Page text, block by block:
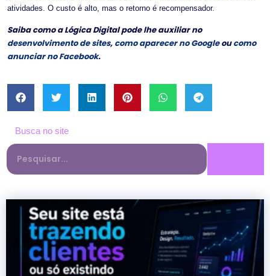
atividades. O custo é alto, mas o retorno é recompensador.
Saiba como a Lógica Digital pode lhe auxiliar no
desenvolvimento de sites, como aparecer no Googleoucomo
anunciar no Facebook.
Busca no site